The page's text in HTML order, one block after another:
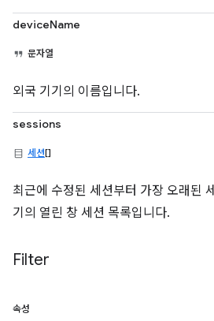
deviceName
문자열
외국 기기의 이름입니다.
sessions
세션[]
최근에 수정된 세션부터 가장 오래된
기의 열린 창 세션 목록입니다.
Filter
속성